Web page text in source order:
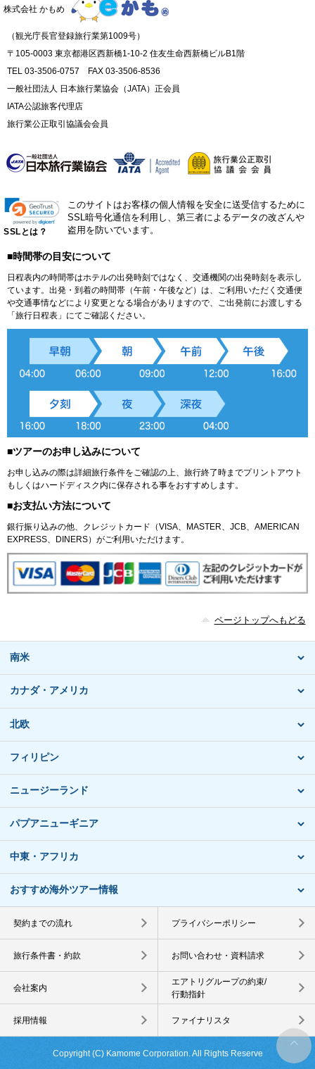
株式会社 かもめ
（観光庁長官登録旅行業第1009号）
〒105-0003 東京都港区西新橋1-10-2 住友生命西新橋ビルB1階
TEL 03-3506-0757 FAX 03-3506-8536
一般社団法人 日本旅行業協会（JATA）正会員
IATA公認旅客代理店
旅行業公正取引協議会会員
SSLとは？
このサイトはお客様の個人情報を安全に送受信するために
SSL暗号化通信を利用し、第三者によるデータの改ざんや
盗用を防いでいます。
■時間帯の目安について
日程表内の時間帯はホテルの出発時刻ではなく、交通機関の出発時刻を表示し
ています。出発・到着の時間帯（午前・午後など）は、ご利用いただく交通便
や交通事情などにより変更となる場合がありますので、ご出発前にお渡しする
「旅行日程表」にてご確認ください。
■ツアーのお申し込みについて
お申し込みの際は詳細旅行条件をご確認の上、旅行終了時までプリントアウト
もしくはハードディスク内に保存される事をおすすめします。
■お支払い方法について
銀行振り込みの他、クレジットカード（VISA、MASTER、JCB、AMERICAN
EXPRESS、DINERS）がご利用いただけます。
ページトップへもどる
南米
カナダ・アメリカ
北欧
フィリピン
ニュージーランド
パプアニューギニア
中東・アフリカ
おすすめ海外ツアー情報
契約までの流れ プライバシーポリシー
旅行条件書・約款 お問い合わせ・資料請求
会社案内
エアトリグループの約束/
行動指針
採用情報 ファイナリスタ
Copyright (C) Kamome Corporation. All Rights Reserve